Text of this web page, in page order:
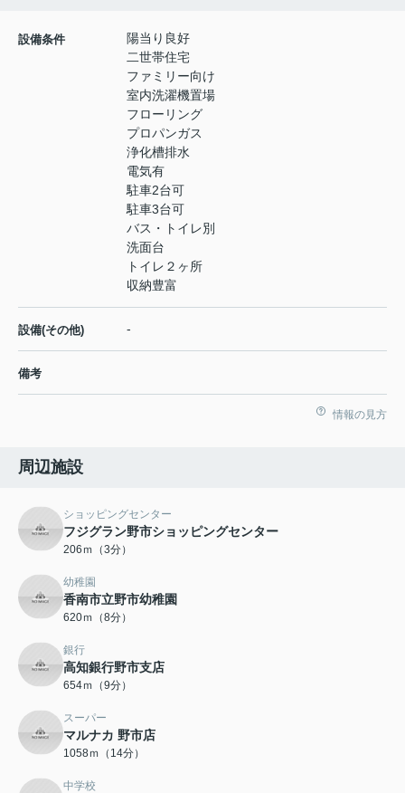
設備条件
陽当り良好
二世帯住宅
ファミリー向け
室内洗濯機置場
フローリング
プロパンガス
浄化槽排水
電気有
駐車2台可
駐車3台可
バス・トイレ別
洗面台
トイレ２ヶ所
収納豊富
設備(その他) -
備考
情報の見方
周辺施設
ショッピングセンター
フジグラン野市ショッピングセンター
206ｍ（3分）
幼稚園
香南市立野市幼稚園
620ｍ（8分）
銀行
高知銀行野市支店
654ｍ（9分）
スーパー
マルナカ 野市店
1058ｍ（14分）
中学校